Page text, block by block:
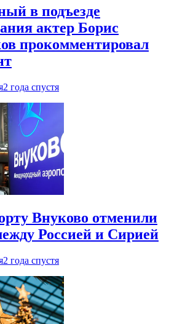
в подъезде
актер Борис
прокомментировал
2 года спустя
Внуково отменили
Россией и Сирией
2 года спустя